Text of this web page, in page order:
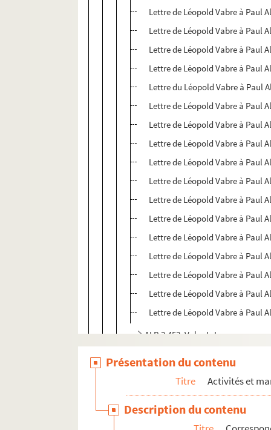
Lettre de Léopold Vabre à Paul
Lettre de Léopold Vabre à Paul
Lettre de Léopold Vabre à Paul
Lettre de Léopold Vabre à Paul
Lettre du Léopold Vabre à Paul
Lettre de Léopold Vabre à Paul
Lettre de Léopold Vabre à Paul
Lettre de Léopold Vabre à Paul
Lettre de Léopold Vabre à Paul
Lettre de Léopold Vabre à Paul
Lettre de Léopold Vabre à Paul
Lettre de Léopold Vabre à Paul
Lettre de Léopold Vabre à Paul
Lettre de Léopold Vabre à Paul
Lettre de Léopold Vabre à Paul
Lettre de Léopold Vabre à Paul
Lettre de Léopold Vabre à Paul
ALB 3.453. Vals, J.-L.
ALB 3.457. Lettre de P. Vézian à
Présentation du contenu
Titre Activités et
Description du contenu